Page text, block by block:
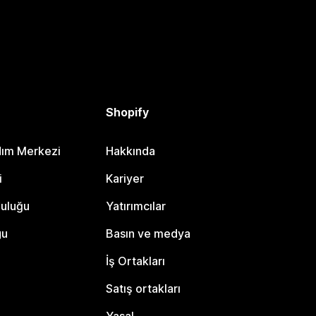
Merkezi
Shopify
Hakkında
Kariyer
Yatırımcılar
Basın ve medya
İş Ortakları
Satış ortakları